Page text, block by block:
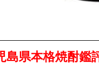
島県本格焼酎鑑